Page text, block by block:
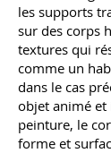
les supports
sur des corps
textures qui
comme un
dans le cas
objet animé
peinture, le
forme et